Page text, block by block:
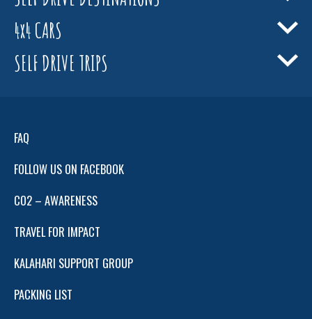
4x4 CARS
SELF DRIVE TRIPS
FAQ
FOLLOW US ON FACEBOOK
CO2 – AWARENESS
TRAVEL FOR IMPACT
KALAHARI SUPPORT GROUP
PACKING LIST